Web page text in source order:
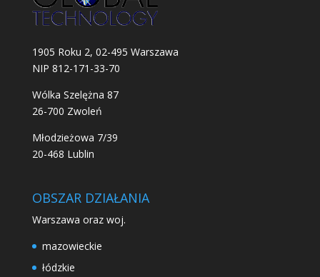
1905 Roku 2, 02-495 Warszawa
NIP 812-171-33-70
Wólka Szelężna 87
26-700 Zwoleń
Młodzieżowa 7/39
20-468 Lublin
OBSZAR DZIAŁANIA
Warszawa oraz woj.
mazowieckie
łódzkie